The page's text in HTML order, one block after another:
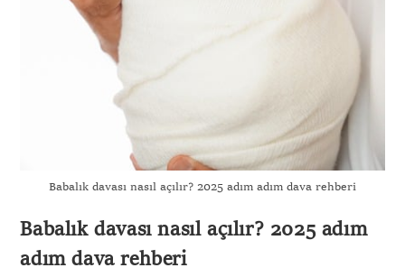
Babalık davası nasıl açılır? 2025 adım adım dava rehberi
Babalık davası nasıl açılır? 2025 adım
adım dava rehberi